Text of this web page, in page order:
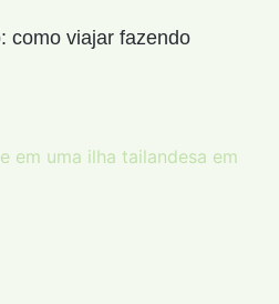
como viajar fazendo